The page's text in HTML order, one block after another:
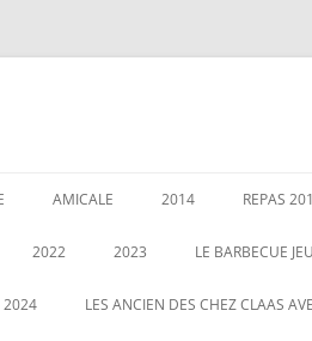
GARANTIES AU 1
AMICALE
CRÉATION DE AMICALE
POUR NOUS CONTACTER
2014
ASSEMBLEE 2014
COUSCOUS EN 2014
REPAS
LE 5
2022
ASSEMBLE 2022
2023
GALETTE DES ROIS LE 12
LE BARBECUE
2024 LES ANCIEN DES CHEZ CLAAS